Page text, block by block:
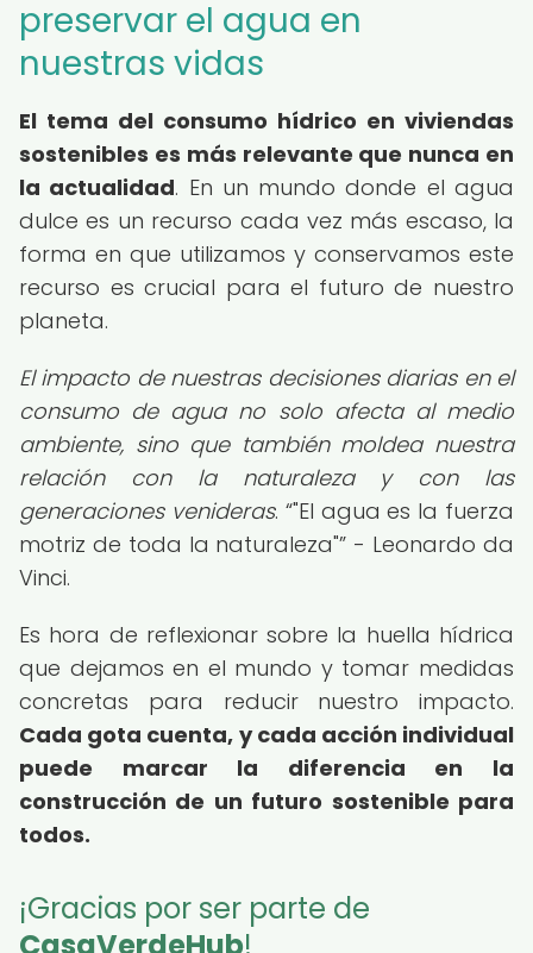
preservar el agua en
nuestras vidas
El tema del consumo hídrico en viviendas
sostenibles es más relevante que nunca en
la actualidad. En un mundo donde el agua
dulce es un recurso cada vez más escaso, la
forma en que utilizamos y conservamos este
recurso es crucial para el futuro de nuestro
planeta.
El impacto de nuestras decisiones diarias en el
consumo de agua no solo afecta al medio
ambiente, sino que también moldea nuestra
relación con la naturaleza y con las
generaciones venideras. "El agua es la fuerza
motriz de toda la naturaleza" - Leonardo da
Vinci.
Es hora de reflexionar sobre la huella hídrica
que dejamos en el mundo y tomar medidas
concretas para reducir nuestro impacto.
Cada gota cuenta, y cada acción individual
puede marcar la diferencia en la
construcción de un futuro sostenible para
todos.
¡Gracias por ser parte de